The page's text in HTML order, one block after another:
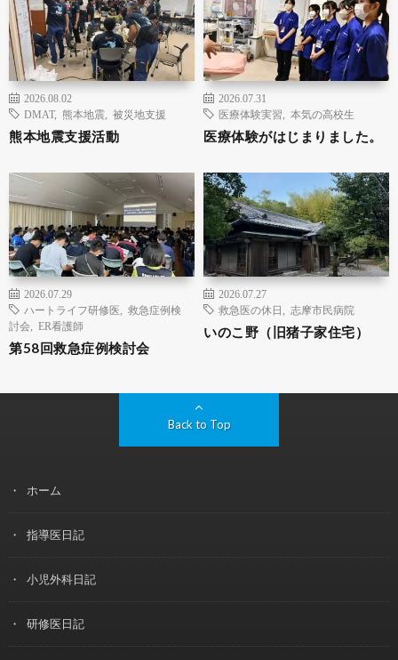
2026.08.02
DMAT, 熊本地震 被災地支援
熊本地震支援活動
2026.07.31
医療体験実習
本気の高校生
医療体験がはじまりました。
2026.07.29
ハートライフ研修医
救急症例検
討会
ER看護師
第58回救急症例検討会
2026.07.27
救急医の休日
志摩市民病院
いのこ野（旧猪子家住宅）
Back to Top
ホーム
指導医日記
小児外科日記
研修医日記